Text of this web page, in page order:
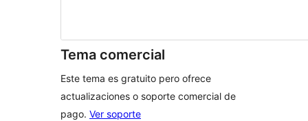
Tema comercial
Este tema es gratuito pero ofrece
actualizaciones o soporte comercial de
pago. Ver soporte